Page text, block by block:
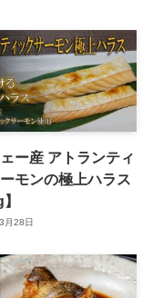
ー産 アトランティ
モンの極上ハラス
月28日